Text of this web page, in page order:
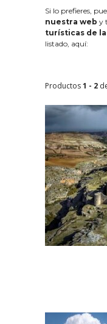
Si lo prefieres,
nuestra web y
turísticas de
listado, aquí:
Productos1 - 2